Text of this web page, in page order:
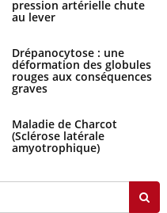
pression artérielle chute
au lever
Drépanocytose : une
déformation des globules
rouges aux conséquences
graves
Maladie de Charcot
(Sclérose latérale
amyotrophique)